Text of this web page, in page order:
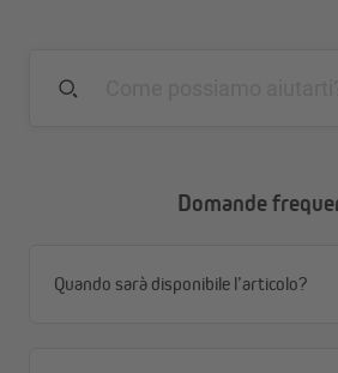
Domande
Quando sarà disponibile l’articolo?